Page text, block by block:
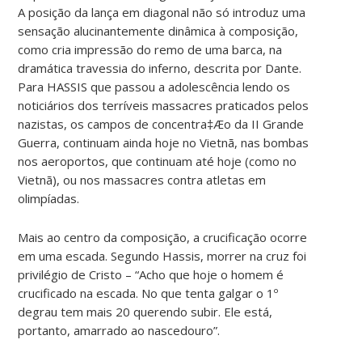
A posição da lança em diagonal não só introduz uma
sensação alucinantemente dinâmica à composição,
como cria impressão do remo de uma barca, na
dramática travessia do inferno, descrita por Dante.
Para HASSIS que passou a adolescência lendo os
noticiários dos terríveis massacres praticados pelos
nazistas, os campos de concentra‡Æo da II Grande
Guerra, continuam ainda hoje no Vietnã, nas bombas
nos aeroportos, que continuam até hoje (como no
Vietnã), ou nos massacres contra atletas em
olimpíadas.
Mais ao centro da composição, a crucificação ocorre
em uma escada. Segundo Hassis, morrer na cruz foi
privilégio de Cristo – “Acho que hoje o homem é
crucificado na escada. No que tenta galgar o 1º
degrau tem mais 20 querendo subir. Ele está,
portanto, amarrado ao nascedouro”.